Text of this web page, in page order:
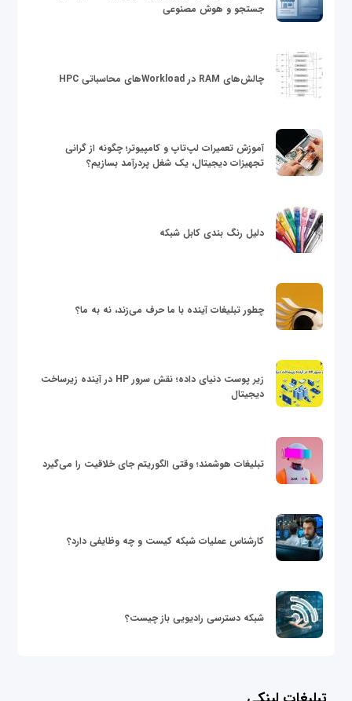
جستجو و هوش مصنوعی
چالش‌های RAM در Workloadهای محاسباتی HPC
آموزش تعمیرات لپ‌تاپ و کامپیوتر؛ چگونه از گرانی
تجهیزات دیجیتال، یک شغل پردرآمد بسازیم؟
دلیل رنگ بندی کابل شبکه
چطور تبلیغات آینده با ما حرف می‌زند، نه به ما؟
زیر پوست دنیای داده؛ نقش سرور HP در آینده زیرساخت
دیجیتال
تبلیغات هوشمند؛ وقتی الگوریتم جای خلاقیت را می‌گیرد
کارشناس عملیات شبکه کیست و چه وظایفی دارد؟
شبکه دسترسی رادیویی باز چیست؟